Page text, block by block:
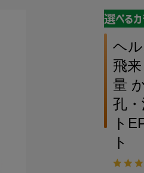
ヘ
飛
量
孔
ト
ト